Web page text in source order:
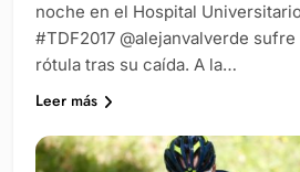
noche en el Hospital
#TDF2017 @alejanvalverde
rótula tras su caída. A la…
Leer más